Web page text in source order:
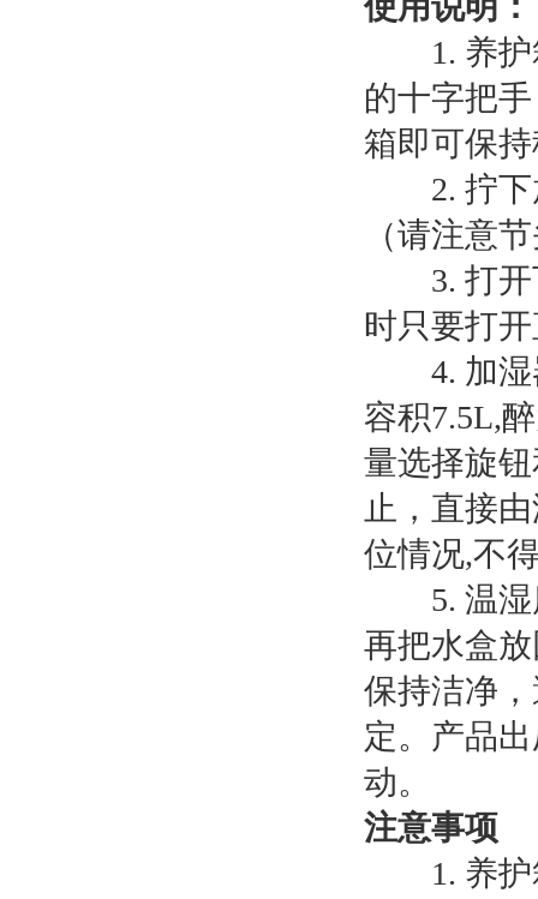
1. 养护箱
的十字把
箱即可保
2. 拧下放
（请注意
3. 打开下
时只要打
4. 加湿器
容积7.5L,
量选择旋
止，直接
位情况,不
5. 温湿度
再把水盒
保持洁净
定。产品
动。
注意事项
1. 养护